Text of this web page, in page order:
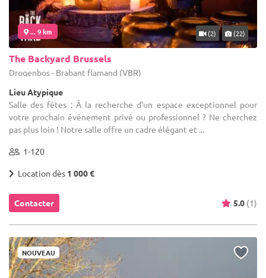
... 9 km (2) (22)
The Backyard Brussels
Drogenbos - Brabant flamand (VBR)
Lieu Atypique
Salle des fêtes : À la recherche d'un espace exceptionnel pour
votre prochain événement privé ou professionnel ? Ne cherchez
pas plus loin ! Notre salle offre un cadre élégant et ...
1-120
Location dès 1 000 €
Contacter 5.0 (1)
NOUVEAU